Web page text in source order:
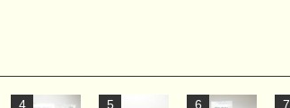
4 5 6 7